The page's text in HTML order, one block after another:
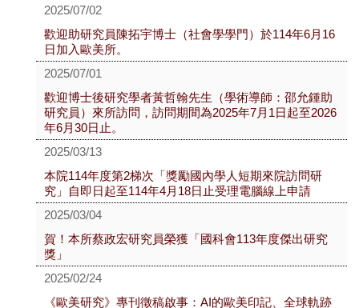
2025/07/02
歡迎助研究員陳拓宇博士（社會學學門）於114年6月16
日加入歐美所。
2025/07/01
歡迎博士後研究學者黃哲翰先生（學術導師：邵允鍾助
研究員）來所訪問，訪問期間為2025年7月1日起至2026
年6月30日止。
2025/03/13
本院114年度第2梯次「獎勵國內學人短期來院訪問研
究」自即日起至114年4月18日止受理電腦線上申請
2025/03/04
賀！本所蔡政宏研究員榮獲「國科會113年度傑出研究
獎」
2025/02/24
《歐美研究》專刊徵稿啟事：AI的歐美印記、全球軌跡